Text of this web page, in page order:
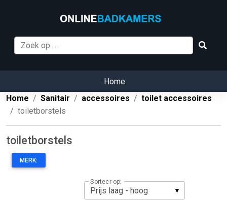
Home
Home
Sanitair accessoires
toilet accessoires
toiletborstels
toiletborstels
MERK:
Sorteer op: